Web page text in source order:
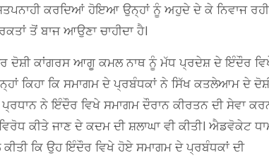
ਕਰਦਿਆਂ ਹੋਇਆ ਉਨ੍ਹਾਂ ਨੂੰ ਅਹੁਦੇ ਦੇ ਕੇ ਨਿਵਾਜ ਰਹੀ
ਤੋਂ ਬਾਜ ਆਉਣਾ ਚਾਹੀਦਾ ਹੈ।
ਦੋਸ਼ੀ ਕਾਂਗਰਸ ਆਗੂ ਕਮਲ ਨਾਥ ਨੂੰ ਮੱਧ ਪ੍ਰਦੇਸ਼ ਦੇ ਇੰਦੌਰ
ਕਿਹਾ ਕਿ ਸਮਾਗਮ ਦੇ ਪ੍ਰਬੰਧਕਾਂ ਨੇ ਸਿੱਖ ਕਤਲੇਆਮ ਦੇ
ਨੇ ਇੰਦੌਰ ਵਿਖੇ ਸਮਾਗਮ ਦੌਰਾਨ ਕੀਰਤਨ ਦੀ ਸੇਵਾ
ਕੀਤੇ ਜਾਣ ਦੇ ਕਦਮ ਦੀ ਸ਼ਲਾਘਾ ਵੀ ਕੀਤੀ। ਐਡਵੋਕੇਟ
ਕਿ ਉਹ ਇੰਦੌਰ ਵਿਖੇ ਹੋਏ ਸਮਾਗਮ ਦੇ ਪ੍ਰਬੰਧਕਾਂ ਦੀ